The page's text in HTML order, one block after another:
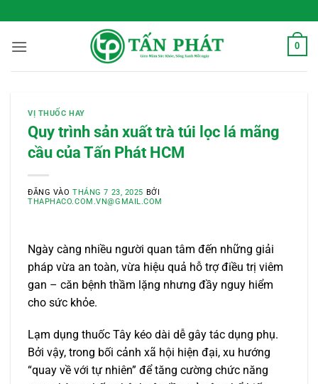
qua
nội
0
VỊ THUỐC HAY
Quy trình sản xuất trà túi lọc lá mãng
cầu của Tấn Phát HCM
ĐĂNG VÀOTHÁNG 7 23, 2025 BỞI
THAPHACO.COM.VN@GMAIL.COM
Ngày càng nhiều người quan tâm đến những giải
pháp vừa an toàn, vừa hiệu quả hỗ trợ điều trị viêm
gan – căn bệnh thầm lặng nhưng đầy nguy hiểm
cho sức khỏe.
Lạm dụng thuốc Tây kéo dài dễ gây tác dụng phụ.
Bởi vậy, trong bối cảnh xã hội hiện đại, xu hướng
“quay về với tự nhiên” để tăng cường chức năng